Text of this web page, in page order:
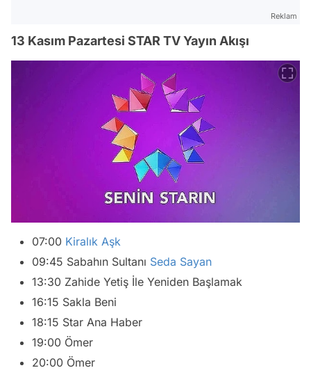
Reklam
13 Kasım Pazartesi STAR TV Yayın Akışı
07:00 Kiralık Aşk
09:45 Sabahın Sultanı Seda Sayan
13:30 Zahide Yetiş İle Yeniden Başlamak
16:15 Sakla Beni
18:15 Star Ana Haber
19:00 Ömer
20:00 Ömer